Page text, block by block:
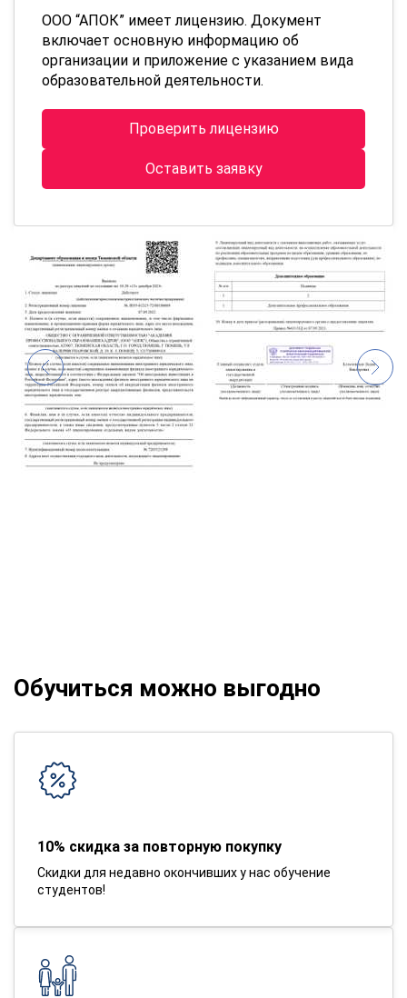
ООО “АПОК” имеет лицензию. Документ
включает основную информацию об
организации и приложение с указанием вида
образовательной деятельности.
Проверить лицензию
Оставить заявку
Обучиться можно выгодно
10% скидка за повторную покупку
Скидки для недавно окончивших у нас обучение
студентов!